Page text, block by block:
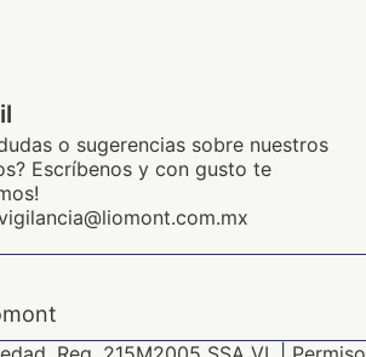
o sugerencias sobre nuestros
Escríbenos y con gusto te